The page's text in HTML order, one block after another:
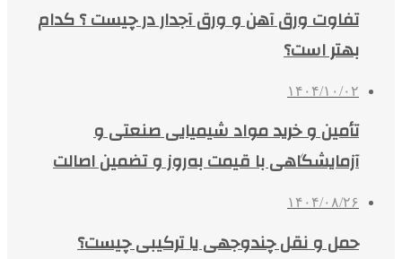
تفاوت ورق آهن و ورق آجدار در چیست ؟ کدام
بهتر است؟
۱۴۰۴/۱۰/۰۲
تأمین و خرید مواد شیمیایی صنعتی و
آزمایشگاهی با قیمت به‌روز و تضمین اصالت
۱۴۰۴/۰۸/۲۶
حمل و نقل چندوجهی یا ترکیبی چیست؟